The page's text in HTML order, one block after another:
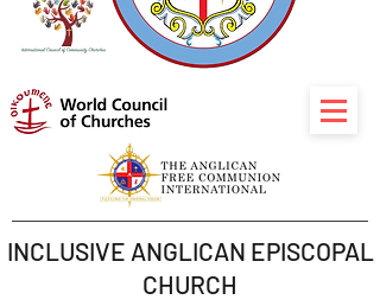
INCLUSIVE ANGLICAN EPISCOPAL
CHURCH